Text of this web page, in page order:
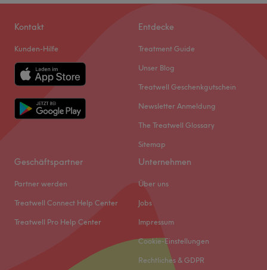
Kontakt
Kunden-Hilfe
Entdecke
Treatment Guide
Unser Blog
Treatwell Geschenkgutschein
Newsletter Anmeldung
The Treatwell Glossary
Sitemap
Geschäftspartner
Partner werden
Treatwell Connect Help Center
Treatwell Pro Help Center
Unternehmen
Über uns
Jobs
Impressum
Cookie-Einstellungen
Rechtliches & GDPR